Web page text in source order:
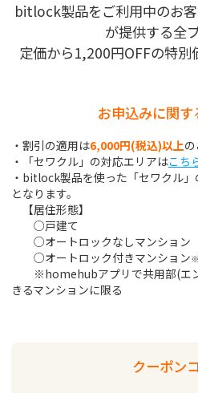
bitlock製品をご利用中のお
が提供する全
定価から1,200円OFFの特別
お申込みに関
・割引の適用は6,000円(税込)以上
・「セワクル」の対応エリアはこち
・bitlock製品を使った「セワクル
となります。
【居住形態】
○戸建て
○オートロックなしマンション
○オートロック付きマンション※
※homehubアプリで共用部(エ
きるマンションに限る
クーポン